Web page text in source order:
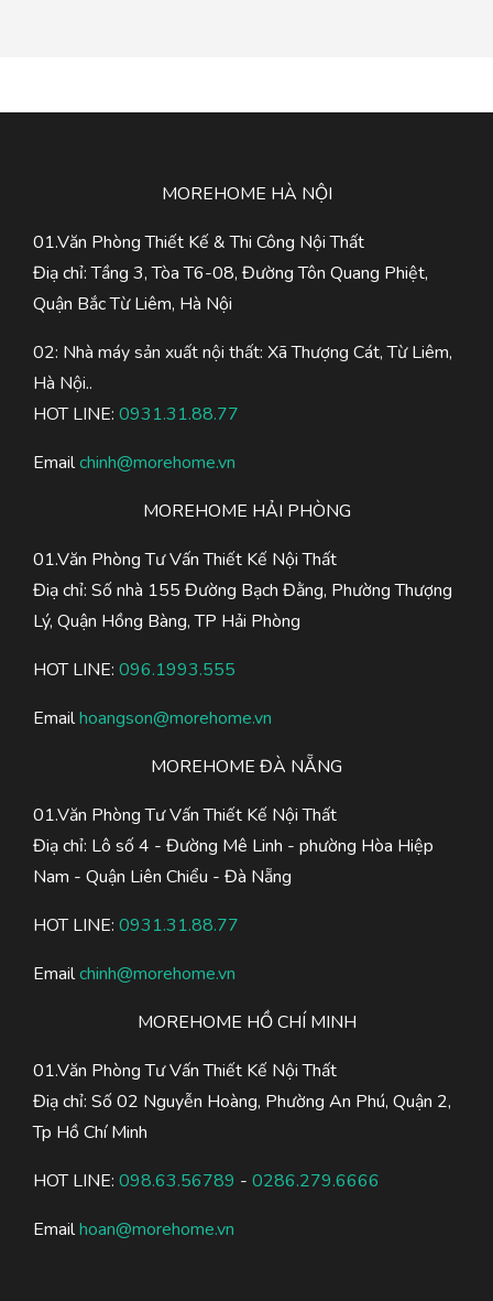
MOREHOME HÀ NỘI
01.Văn Phòng Thiết Kế & Thi Công Nội Thất
Điạ chỉ: Tầng 3, Tòa T6-08, Đường Tôn Quang Phiệt,
Quận Bắc Từ Liêm, Hà Nội
02: Nhà máy sản xuất nội thất: Xã Thượng Cát, Từ Liêm,
Hà Nội..
HOT LINE: 0931.31.88.77
Emailchinh@morehome.vn
MOREHOME HẢI PHÒNG
01.Văn Phòng Tư Vấn Thiết Kế Nội Thất
Điạ chỉ: Số nhà 155 Đường Bạch Đằng, Phường Thượng
Lý, Quận Hồng Bàng, TP Hải Phòng
HOT LINE: 096.1993.555
Emailhoangson@morehome.vn
MOREHOME ĐÀ NẴNG
01.Văn Phòng Tư Vấn Thiết Kế Nội Thất
Điạ chỉ: Lô số 4 - Đường Mê Linh - phường Hòa Hiệp
Nam - Quận Liên Chiểu - Đà Nẵng
HOT LINE: 0931.31.88.77
Emailchinh@morehome.vn
MOREHOME HỒ CHÍ MINH
01.Văn Phòng Tư Vấn Thiết Kế Nội Thất
Điạ chỉ: Số 02 Nguyễn Hoàng, Phường An Phú, Quận 2,
Tp Hồ Chí Minh
HOT LINE: 098.63.56789 - 0286.279.6666
Emailhoan@morehome.vn